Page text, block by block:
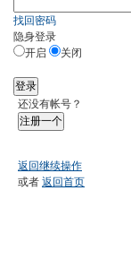
找回密码
隐身登录
开启
关闭
登录
还没有帐号？
注册一个
返回继续操作
或者 返回首页